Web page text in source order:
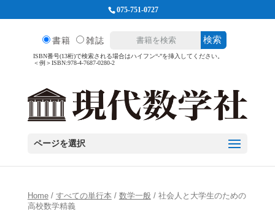
075-751-0727
書籍 雑誌 検索
ISBN番号(13桁)で検索される場合はハイフン“-”を挿入してください。
＜例＞ISBN:978-4-7687-0280-2
ページを選択
Home/ すべての単行本 / 数学一般 / 社会人と大学生のための
高校数学精義